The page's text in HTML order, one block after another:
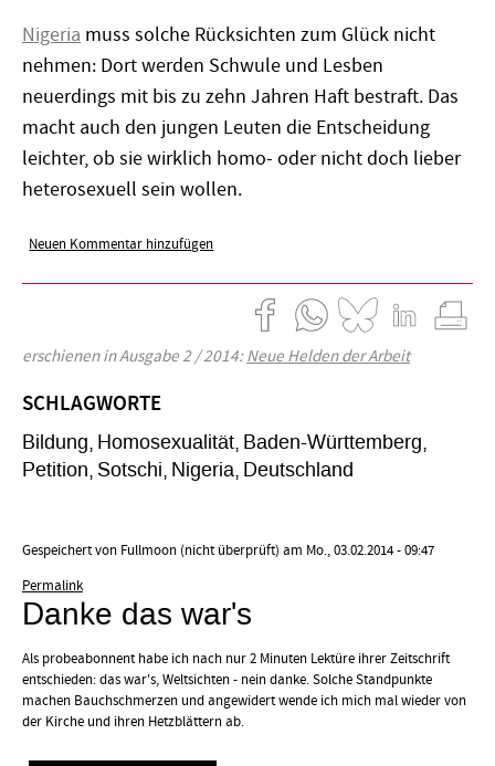
Nigeria muss solche Rücksichten zum Glück nicht
nehmen: Dort werden Schwule und Lesben
neuerdings mit bis zu zehn Jahren Haft bestraft. Das
macht auch den jungen Leuten die Entscheidung
leichter, ob sie wirklich homo- oder nicht doch lieber
heterosexuell sein wollen.
Neuen Kommentar hinzufügen
erschienen in Ausgabe 2 / 2014:Neue Helden der Arbeit
SCHLAGWORTE
Bildung Homosexualität Baden-Württemberg
Petition Sotschi Nigeria Deutschland
Gespeichert von Fullmoon (nicht überprüft) am Mo., 03.02.2014 - 09:47
Permalink
Danke das war's
Als probeabonnent habe ich nach nur 2 Minuten Lektüre ihrer Zeitschrift
entschieden: das war's, Weltsichten - nein danke. Solche Standpunkte
machen Bauchschmerzen und angewidert wende ich mich mal wieder von
der Kirche und ihren Hetzblättern ab.